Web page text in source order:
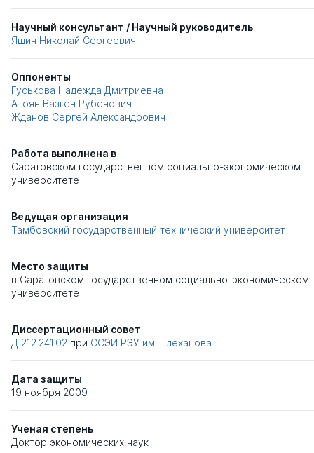
Научный консультант / Научный руководитель
Яшин Николай Сергеевич
Оппоненты
Гуськова Надежда Дмитриевна
Атоян Вазген Рубенович
Жданов Сергей Александрович
Работа выполнена в
Саратовском государственном социально-экономическом
университете
Ведущая организация
Тамбовский государственный технический университет
Место защиты
в Саратовском государственном социально-экономическом
университете
Диссертационный совет
Д 212.241.02 при ССЭИ РЭУ им. Плеханова
Дата защиты
19 ноября 2009
Ученая степень
Доктор экономических наук